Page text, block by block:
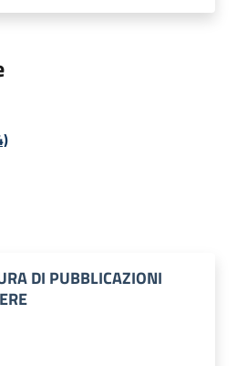
DI PUBBLICAZIONI